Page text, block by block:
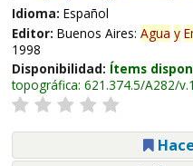
Idioma: Español
Editor: Buenos Aires: Agua y
1998
Disponibilidad: Ítems
topográfica: 621.374.5/A282/